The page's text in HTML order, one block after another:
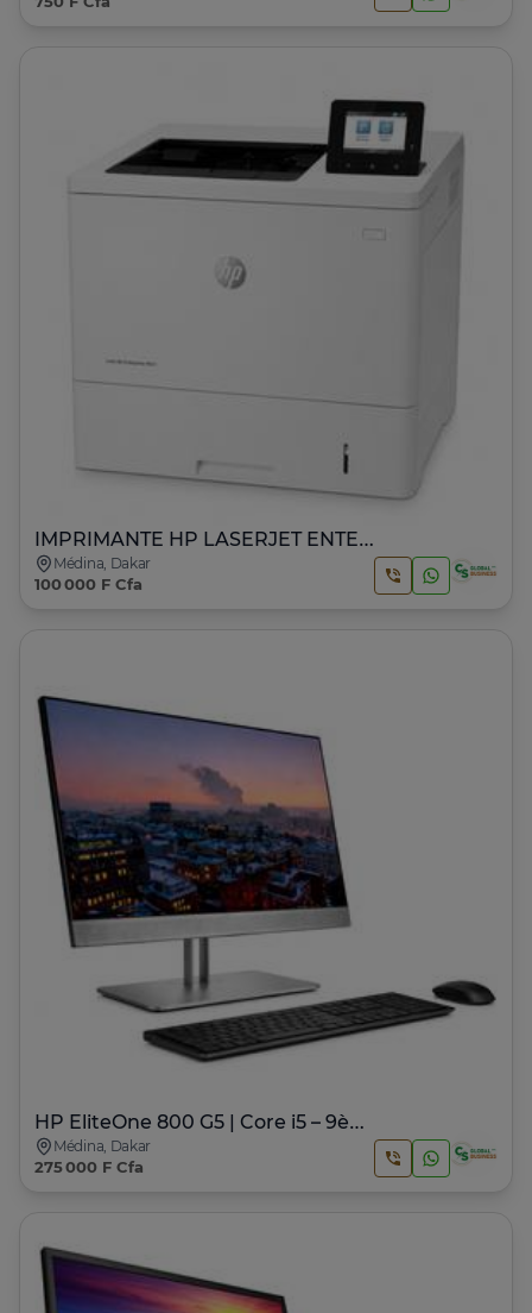
IMPRIMANTE HP LASERJET ENTERPRISE M611
Médina, Dakar
100 000 F Cfa
HP EliteOne 800 G5 | Core i5 – 9ème Génération
Médina, Dakar
275 000 F Cfa